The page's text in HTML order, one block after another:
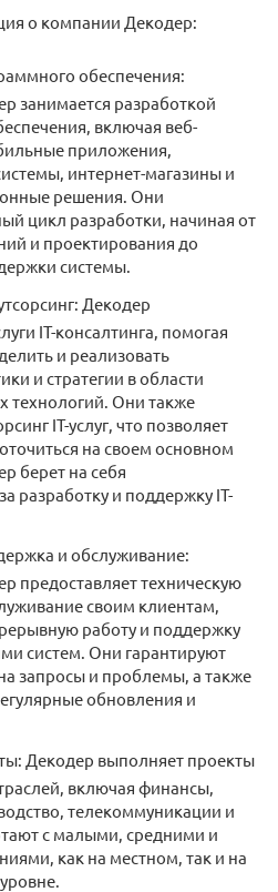
о компании Декодер:
обеспечения:
занимается разработкой
включая веб-
приложения,
интернет-магазины и
решения. Они
цикл разработки, начиная от
и проектирования до
системы.
Декодер
IT-консалтинга, помогая
и реализовать
и стратегии в области
Они также
IT-услуг, что позволяет
на своем основном
берет на себя
разработку и поддержку IT-
и обслуживание:
предоставляет техническую
своим клиентам,
работу и поддержку
систем. Они гарантируют
запросы и проблемы, а также
обновления и
Декодер выполняет проекты
включая финансы,
телекоммуникации и
с малыми, средними и
как на местном, так и на